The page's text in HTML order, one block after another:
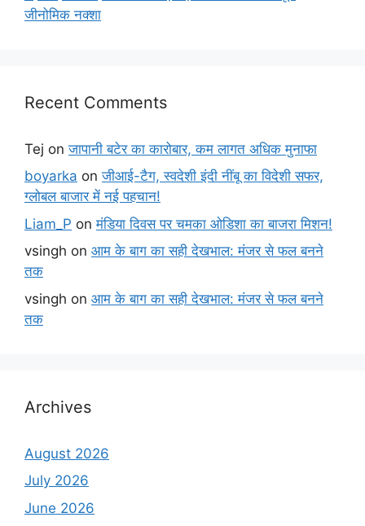
जीनोमिक नक्शा
Recent Comments
Tej onजापानी बटेर का कारोबार, कम लागत अधिक मुनाफा
boyarka onजीआई-टैग, स्वदेशी इंदी नींबू का विदेशी सफर,
ग्लोबल बाजार में नई पहचान!
Liam_P onमंडिया दिवस पर चमका ओडिशा का बाजरा मिशन!
vsingh on आम के बाग का सही देखभाल: मंजर से फल बनने
तक
vsingh on आम के बाग का सही देखभाल: मंजर से फल बनने
तक
Archives
August 2026
July 2026
June 2026